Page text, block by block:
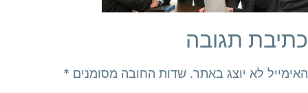
כתיבת תגובה
האימייל לא יוצג באתר. שדות החובה מסומנים *